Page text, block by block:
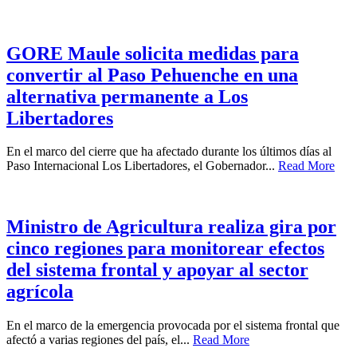
GORE Maule solicita medidas para
convertir al Paso Pehuenche en una
alternativa permanente a Los
Libertadores
En el marco del cierre que ha afectado durante los últimos días al
Paso Internacional Los Libertadores, el Gobernador... Read More
Ministro de Agricultura realiza gira por
cinco regiones para monitorear efectos
del sistema frontal y apoyar al sector
agrícola
En el marco de la emergencia provocada por el sistema frontal que
afectó a varias regiones del país, el... Read More